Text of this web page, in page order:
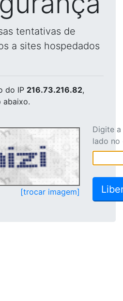
tentativas de
a sites hospedados
do IP 216.73.216.82,
abaixo.
[trocar imagem]
Digite
lado no